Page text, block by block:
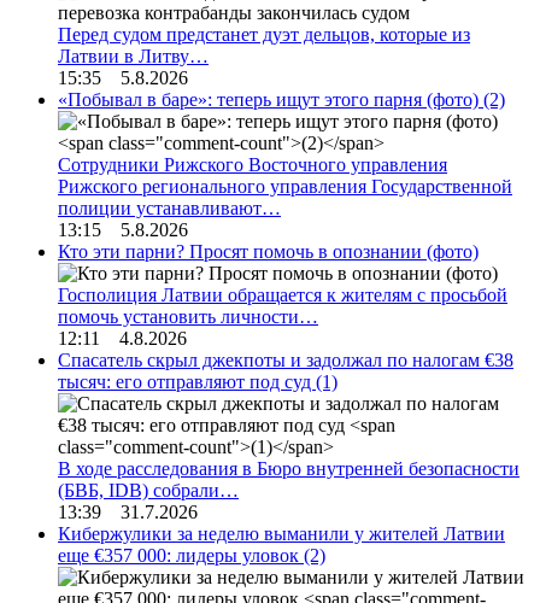
Перед судом предстанет дуэт дельцов, которые из
Латвии в Литву…
15:35 5.8.2026
«Побывал в баре»: теперь ищут этого парня (фото) (2)
Сотрудники Рижского Восточного управления
Рижского регионального управления Государственной
полиции устанавливают…
13:15 5.8.2026
Кто эти парни? Просят помочь в опознании (фото)
Госполиция Латвии обращается к жителям с просьбой
помочь установить личности…
12:11 4.8.2026
Спасатель скрыл джекпоты и задолжал по налогам €38
тысяч: его отправляют под суд (1)
В ходе расследования в Бюро внутренней безопасности
(БВБ, IDB) собрали…
13:39 31.7.2026
Кибержулики за неделю выманили у жителей Латвии
еще €357 000: лидеры уловок (2)